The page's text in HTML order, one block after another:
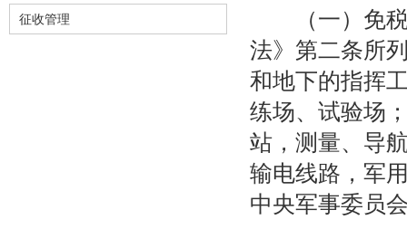
征收管理
（一）免税
法》第二条所
和地下的指挥
练场、试验场
站，测量、导
输电线路，军
中央军事委员